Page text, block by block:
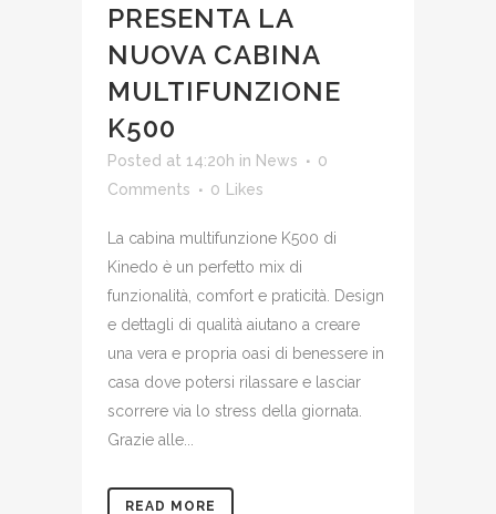
PRESENTA LA
NUOVA CABINA
MULTIFUNZIONE
K500
Posted at 14:20h in News
0
Comments
0 Likes
La cabina multifunzione K500 di
Kinedo è un perfetto mix di
funzionalità, comfort e praticità. Design
e dettagli di qualità aiutano a creare
una vera e propria oasi di benessere in
casa dove potersi rilassare e lasciar
scorrere via lo stress della giornata.
Grazie alle...
READ MORE